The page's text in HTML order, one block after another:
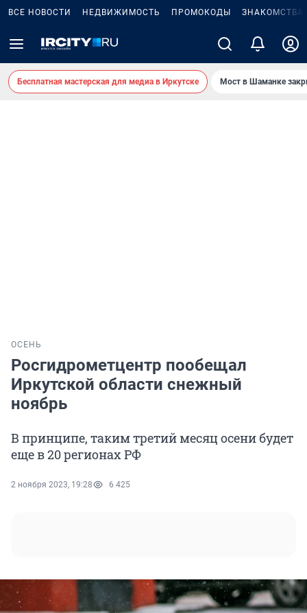
ВСЕ НОВОСТИ НЕДВИЖИМОСТЬ ПРОМОКОДЫ ЗНАКОМСТВА
Бесплатная мастерская для медиа в Иркутске Мост в Шаманке
ОСЕНЬ
Росгидрометцентр пообещал
Иркутской области снежный
ноябрь
В принципе, таким третий месяц осени будет
еще в 20 регионах РФ
2 ноября 2023, 19:28 6 425